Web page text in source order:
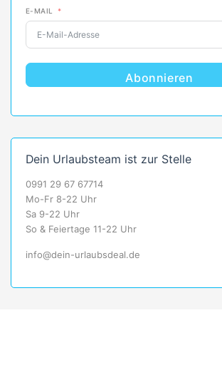
E-MAIL
Abonnieren
Dein Urlaubsteam ist zur Stelle
0991 29 67 67714
Mo-Fr 8-22 Uhr
Sa 9-22 Uhr
So & Feiertage 11-22 Uhr
info@dein-urlaubsdeal.de